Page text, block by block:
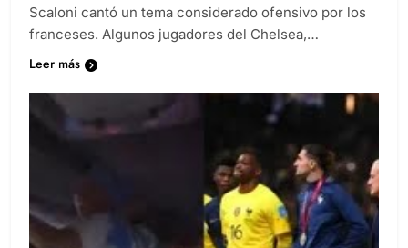
Scaloni cantó un tema considerado ofensivo por los
franceses. Algunos jugadores del Chelsea,…
Leer más